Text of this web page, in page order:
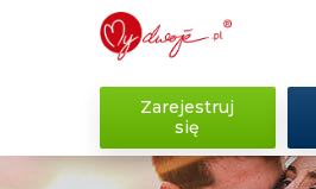
Zarejestruj
się